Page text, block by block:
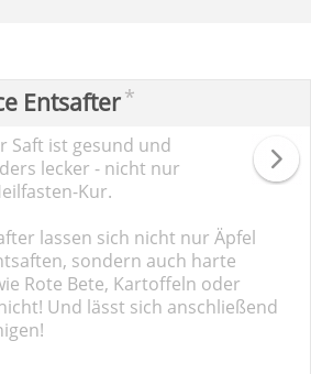
Entsafter*
Saft ist gesund und
lecker - nicht nur
Kur.
lassen sich nicht nur Äpfel
sondern auch harte
Rote Bete, Kartoffeln oder
Und lässt sich anschließend